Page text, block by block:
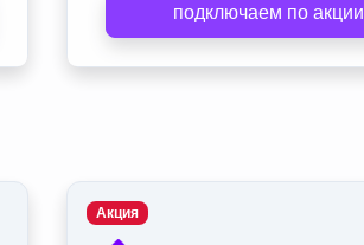
подключаем по акции
Акция